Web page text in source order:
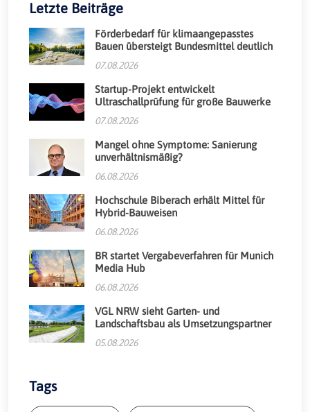
Letzte Beiträge
Förderbedarf für klimaangepasstes
Bauen übersteigt Bundesmittel deutlich
07.08.2026
Startup-Projekt entwickelt
Ultraschallprüfung für große Bauwerke
07.08.2026
Mangel ohne Symptome: Sanierung
unverhältnismäßig?
06.08.2026
Hochschule Biberach erhält Mittel für
Hybrid-Bauweisen
06.08.2026
BR startet Vergabeverfahren für Munich
Media Hub
06.08.2026
VGL NRW sieht Garten- und
Landschaftsbau als Umsetzungspartner
05.08.2026
Tags